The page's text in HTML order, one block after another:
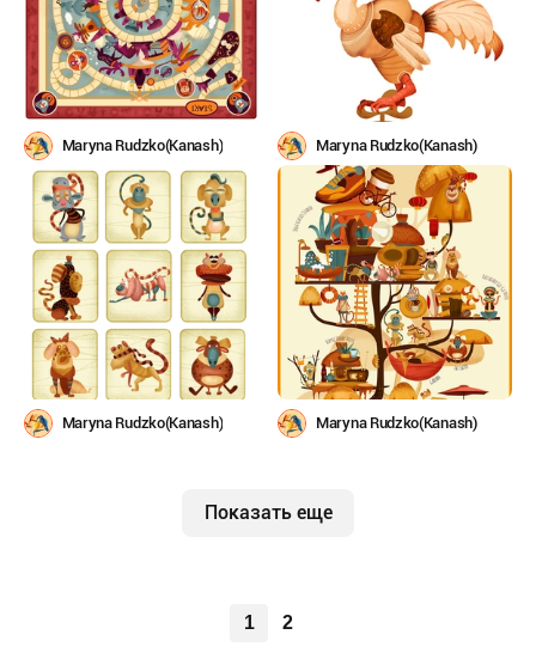
Maryna Rudzko(Kanash) Maryna Rudzko(Kanash)
Maryna Rudzko(Kanash) Maryna Rudzko(Kanash)
Показать еще
1 2